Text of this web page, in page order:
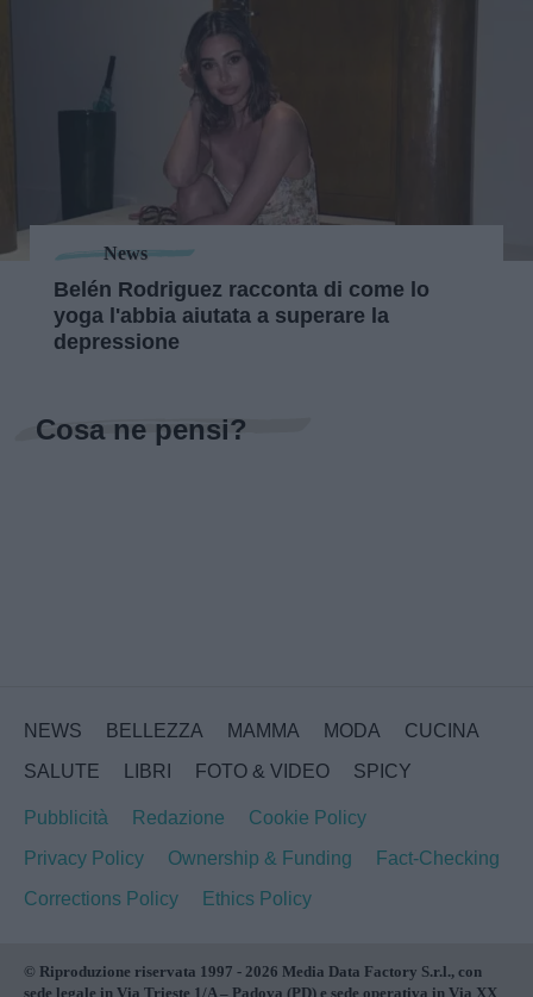
News
Belén Rodriguez racconta di come lo
yoga l'abbia aiutata a superare la
depressione
Cosa ne pensi?
NEWS BELLEZZA MAMMA MODA
CUCINA
SALUTE
LIBRI FOTO & VIDEO SPICY
Pubblicità Redazione
Cookie Policy
Privacy Policy
Ownership & Funding
Fact-Checking
Corrections Policy
Ethics Policy
© Riproduzione riservata 1997 - 2026 Media Data Factory S.r.l., con
sede legale in Via Trieste 1/A – Padova (PD) e sede operativa in Via XX